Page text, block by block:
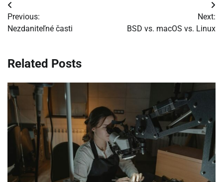
Navigácia
v
Previous:
Nezdaniteľné časti
Next:
BSD vs. macOS vs. Linux
Related Posts